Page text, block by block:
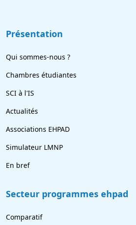
Présentation
Qui sommes-nous ?
Chambres étudiantes
SCI à l'IS
Actualités
Associations EHPAD
Simulateur LMNP
En bref
Secteur programmes ehpad
Comparatif